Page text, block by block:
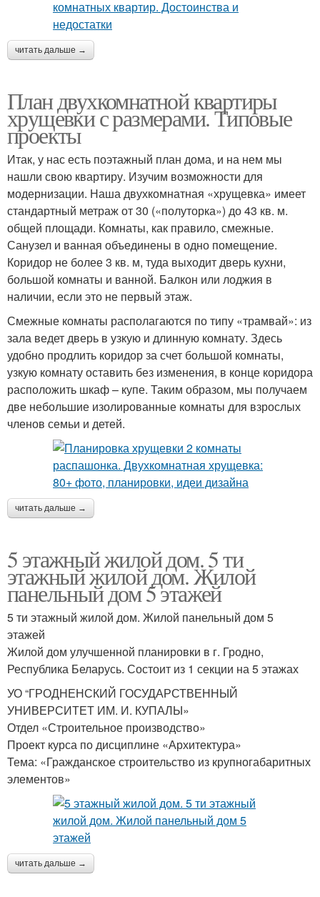
читать дальше →
План двухкомнатной квартиры
хрущевки с размерами. Типовые
проекты
Итак, у нас есть поэтажный план дома, и на нем мы
нашли свою квартиру. Изучим возможности для
модернизации. Наша двухкомнатная «хрущевка» имеет
стандартный метраж от 30 («полуторка») до 43 кв. м.
общей площади. Комнаты, как правило, смежные.
Санузел и ванная объединены в одно помещение.
Коридор не более 3 кв. м, туда выходит дверь кухни,
большой комнаты и ванной. Балкон или лоджия в
наличии, если это не первый этаж.
Смежные комнаты располагаются по типу «трамвай»: из
зала ведет дверь в узкую и длинную комнату. Здесь
удобно продлить коридор за счет большой комнаты,
узкую комнату оставить без изменения, в конце коридора
расположить шкаф – купе. Таким образом, мы получаем
две небольшие изолированные комнаты для взрослых
членов семьи и детей.
читать дальше →
5 этажный жилой дом. 5 ти
этажный жилой дом. Жилой
панельный дом 5 этажей
5 ти этажный жилой дом. Жилой панельный дом 5
этажей
Жилой дом улучшенной планировки в г. Гродно,
Республика Беларусь. Состоит из 1 секции на 5 этажах
УО “ГРОДНЕНСКИЙ ГОСУДАРСТВЕННЫЙ
УНИВЕРСИТЕТ ИМ. И. КУПАЛЫ»
Отдел «Строительное производство»
Проект курса по дисциплине «Архитектура»
Тема: «Гражданское строительство из крупногабаритных
элементов»
читать дальше →